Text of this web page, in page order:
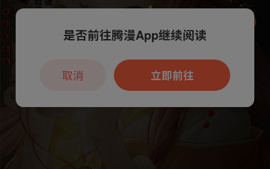
本章节仅支持App阅读，可打开App新用
户7天免费看
是否前往腾漫App继续阅读
立即前往
取消